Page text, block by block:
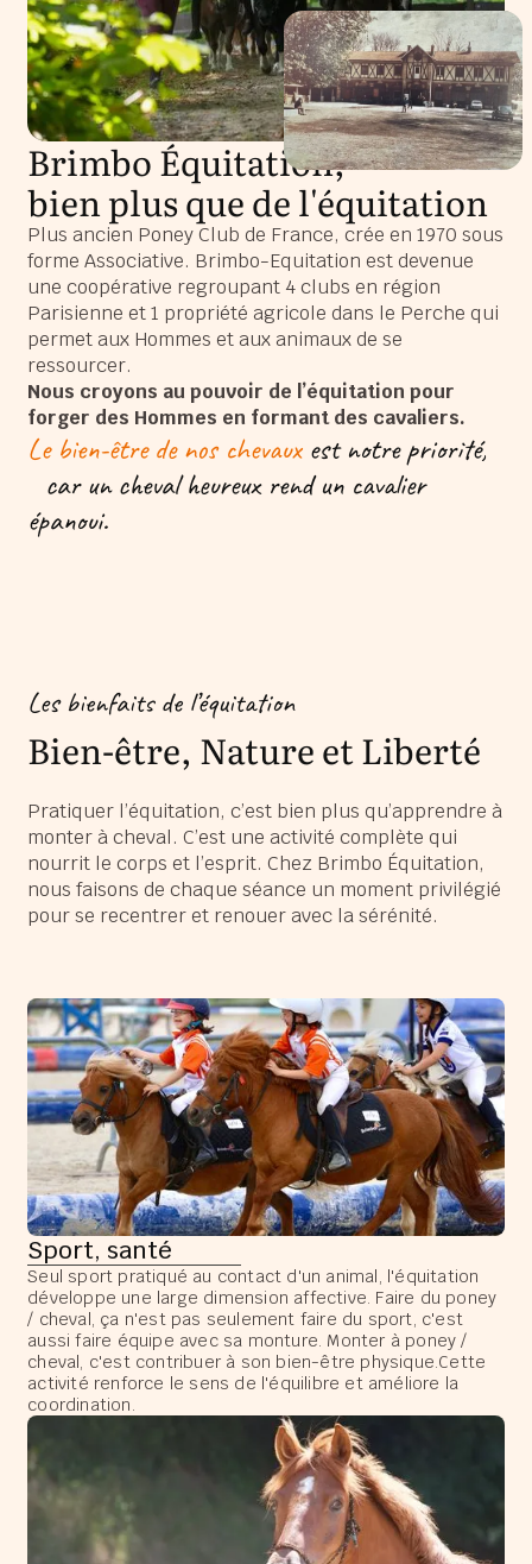
Brimbo Équitation,
bien plus que de l'équitation
Plus ancien Poney Club de France, crée en 1970 sous
forme Associative. Brimbo-Equitation est devenue
une coopérative regroupant 4 clubs en région
Parisienne et 1 propriété agricole dans le Perche qui
permet aux Hommes et aux animaux de se
ressourcer.
Nous croyons au pouvoir de l’équitation pour
forger des Hommes en formant des cavaliers.
Le bien-être de nos chevauxest notre priorité,
car un cheval heureux rend un cavalier
épanoui.
Les bienfaits de l’équitation
Bien-être, Nature et Liberté
Pratiquer l’équitation, c’est bien plus qu’apprendre à
monter à cheval. C’est une activité complète qui
nourrit le corps et l’esprit. Chez Brimbo Équitation,
nous faisons de chaque séance un moment privilégié
pour se recentrer et renouer avec la sérénité.
Sport, santé
Seul sport pratiqué au contact d'un animal, l'équitation
développe une large dimension affective. Faire du poney
/ cheval, ça n'est pas seulement faire du sport, c'est
aussi faire équipe avec sa monture. Monter à poney /
cheval, c'est contribuer à son bien-être physique.Cette
activité renforce le sens de l'équilibre et améliore la
coordination.